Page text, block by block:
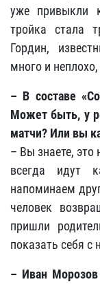
уже привыкли
тройка стала
Гордин,
много и
– В составе
Может быть, у
матчи? Или вы
– Вы знаете,
всегда идут
напоминаем
человек
пришли
показать себя с
– Иван